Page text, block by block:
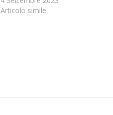
Articolo simile